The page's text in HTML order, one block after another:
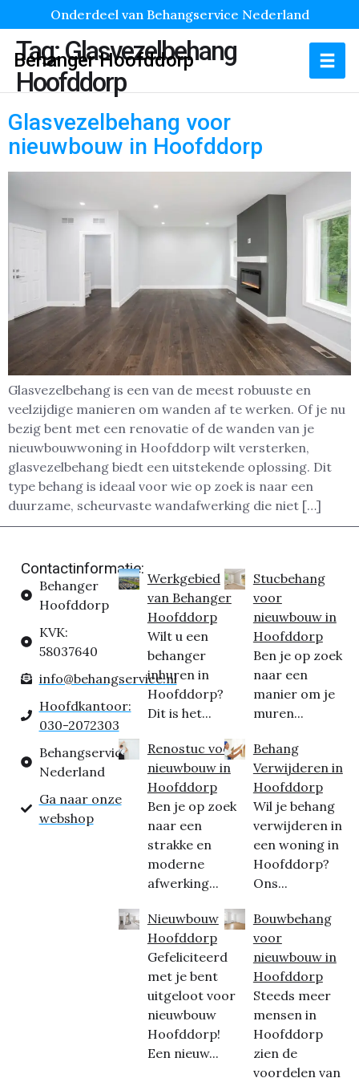
Onderdeel van Behangservice Nederland
Behanger Hoofddorp
Tag:Glasvezelbehang
Hoofddorp
Glasvezelbehang voor
nieuwbouw in Hoofddorp
Glasvezelbehang is een van de meest robuuste en
veelzijdige manieren om wanden af te werken. Of je nu
bezig bent met een renovatie of de wanden van je
nieuwbouwwoning in Hoofddorp wilt versterken,
glasvezelbehang biedt een uitstekende oplossing. Dit
type behang is ideaal voor wie op zoek is naar een
duurzame, scheurvaste wandafwerking die niet […]
Contactinformatie:
Behanger
Hoofddorp
KVK:
58037640
info@behangservice.nl
Hoofdkantoor:
030-2072303
Behangservice
Nederland
Ga naar onze
webshop
Werkgebied
van Behanger
Hoofddorp
Wilt u een
behanger
inhuren in
Hoofddorp?
Dit is het...
Renostuc voor
nieuwbouw in
Hoofddorp
Ben je op zoek
naar een
strakke en
moderne
afwerking...
Nieuwbouw
Hoofddorp
Gefeliciteerd
met je bent
uitgeloot voor
nieuwbouw
Hoofddorp!
Een nieuw...
Stucbehang
voor
nieuwbouw in
Hoofddorp
Ben je op zoek
naar een
manier om je
muren...
Behang
Verwijderen in
Hoofddorp
Wil je behang
verwijderen in
een woning in
Hoofddorp?
Ons...
Bouwbehang
voor
nieuwbouw in
Hoofddorp
Steeds meer
mensen in
Hoofddorp
zien de
voordelen van